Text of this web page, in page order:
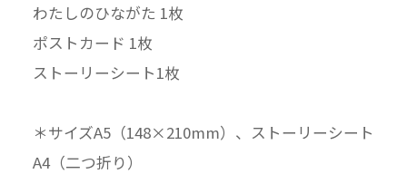
◎商品内容◎
各サイズA5（148×210mm）
カラーイラスト 1枚
木村のひながた ぬり絵 3枚
わたしのひながた 1枚
わたしのひながた 1枚
ポストカード 1枚
ストーリーシート1枚
＊サイズA5（148×210mm）、ストーリーシート
A4（二つ折り）